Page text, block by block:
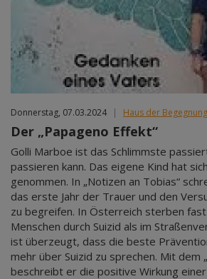
Donnerstag, 07.03.2024 | Haus der Begegnung
Der „Papageno Effekt“
Golli Marboe ist das Schlimmste
passieren kann. Das eigene Kind hat
genommen. In „Notizen an Tobias“
das erste Jahr der Trauer und den
zu begreifen. In Österreich sterben
Menschen durch Suizid als im
ist überzeugt, dass die beste
mehr über Suizid zu sprechen. Mit dem
beschreibt er die positive Wirkung